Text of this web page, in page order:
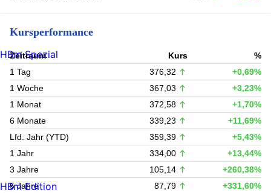
Kursperformance
Zeitraum Kurs
%
1 Tag
376,32
+0,69%
1 Woche
367,03
+3,23%
1 Monat
372,58
+1,70%
6 Monate
339,23
+11,69%
Lfd. Jahr (YTD)
359,39
+5,43%
1 Jahr
334,00
+13,44%
3 Jahre
105,14
+260,38%
5 Jahre
87,79 +331,60%
HBm Spezial
HBm Edition